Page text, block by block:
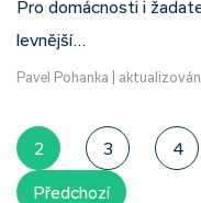
Pro domácnosti i
levnější…
Pavel Pohanka
Předchozí
2 3 4